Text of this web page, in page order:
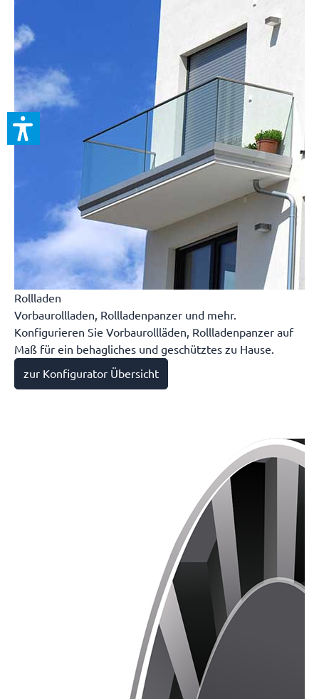
Rollladen
Vorbaurollladen, Rollladenpanzer und mehr.
Konfigurieren Sie Vorbaurollläden, Rollladenpanzer auf
Maß für ein behagliches und geschütztes zu Hause.
zur Konfigurator Übersicht